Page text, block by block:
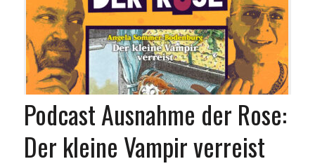
Podcast Ausnahme der Rose:
Der kleine Vampir verreist